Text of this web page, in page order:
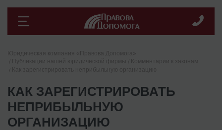
КАК ЗАРЕГИСТРИРОВАТЬ
НЕПРИБЫЛЬНУЮ
ОРГАНИЗАЦИЮ